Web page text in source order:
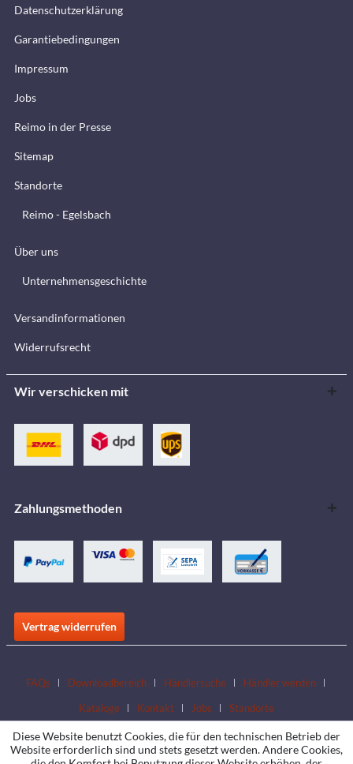
Datenschutzerklärung
Garantiebedingungen
Impressum
Jobs
Reimo in der Presse
Sitemap
Standorte
Reimo - Egelsbach
Über uns
Unternehmensgeschichte
Versandinformationen
Widerrufsrecht
Wir verschicken mit
Zahlungsmethoden
Vertrag widerrufen
FAQs Downloadbereich Händlersuche
Händler werden
Kataloge
Kontakt Jobs Standorte
Diese Website benutzt Cookies, die für den technischen Betrieb der
Website erforderlich sind und stets gesetzt werden. Andere Cookies,